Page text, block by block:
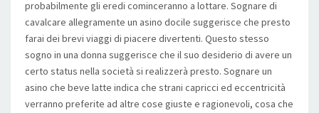
probabilmente gli eredi cominceranno a lottare. Sognare di
cavalcare allegramente un asino docile suggerisce che presto
farai dei brevi viaggi di piacere divertenti. Questo stesso
sogno in una donna suggerisce che il suo desiderio di avere un
certo status nella società si realizzerà presto. Sognare un
asino che beve latte indica che strani capricci ed eccentricità
verranno preferite ad altre cose giuste e ragionevoli, cosa che